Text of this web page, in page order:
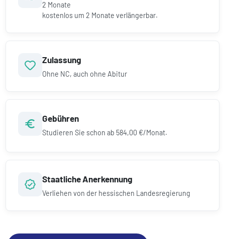
2 Monate
kostenlos um2 Monate verlängerbar.
Zulassung
Ohne NC, auch ohne Abitur
Gebühren
Studieren Sie schon ab 584,00 €/Monat.
Staatliche Anerkennung
Verliehen von der hessischen Landesregierung